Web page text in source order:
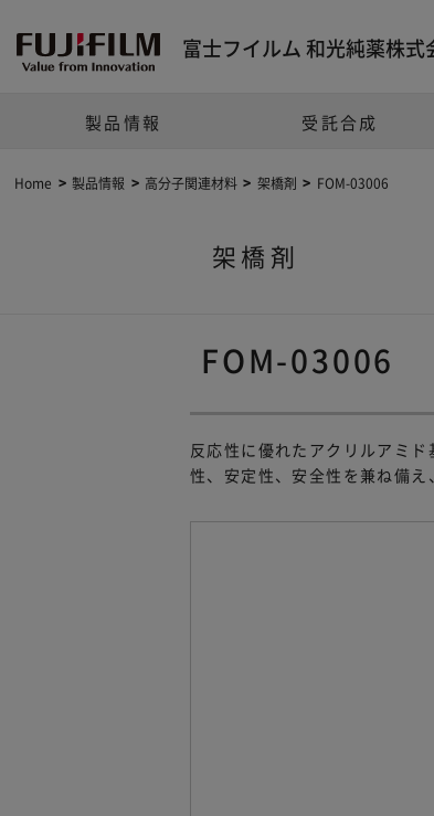
富士フイルム 和光純薬株
製品情報 受託合成
Home 製品情報 高分子関連材料 架橋剤 FOM-03006
架橋剤
FOM-03006
反応性に優れたアクリルアミ
性、安定性、安全性を兼ね備え